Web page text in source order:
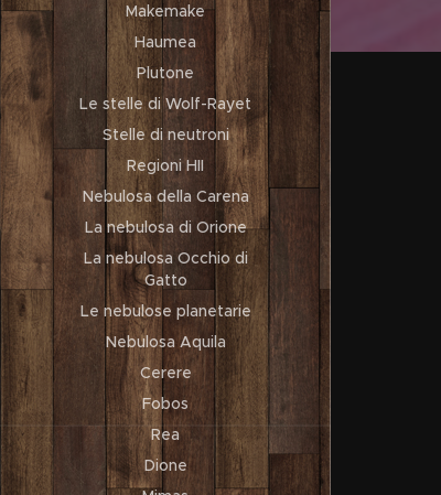
Makemake
Haumea
Plutone
Le stelle di Wolf-Rayet
Stelle di neutroni
Regioni HII
Nebulosa della Carena
La nebulosa di Orione
La nebulosa Occhio di
Gatto
Le nebulose planetarie
Nebulosa Aquila
Cerere
Fobos
Rea
Dione